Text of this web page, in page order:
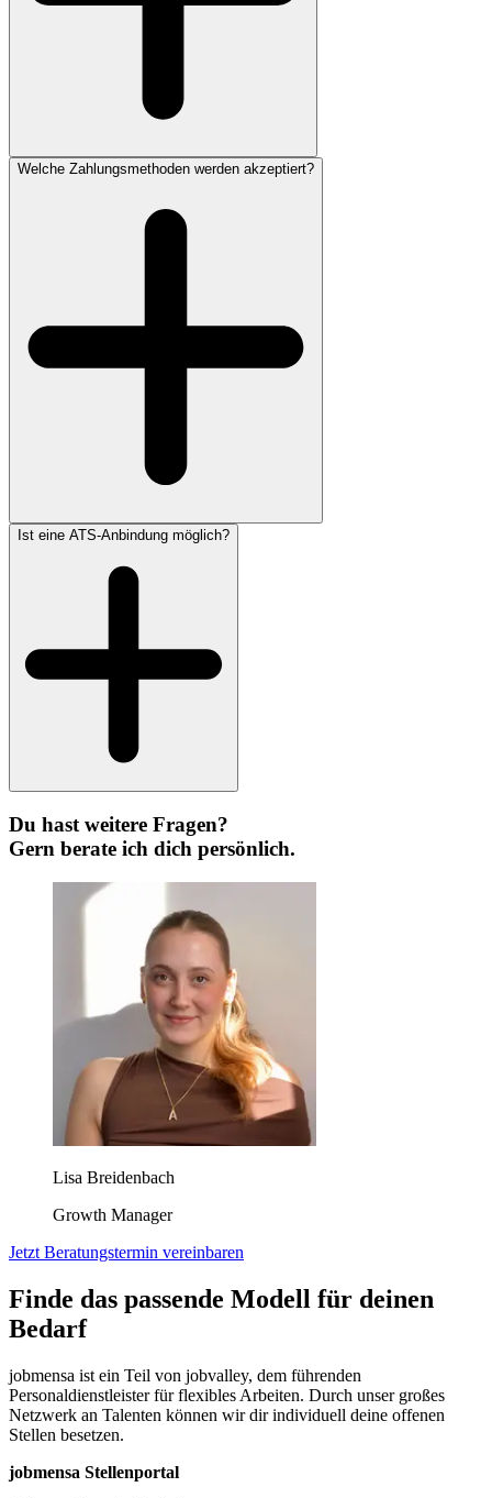
Welche Zahlungsmethoden werden akzeptiert?
Ist eine ATS-Anbindung möglich?
Du hast weitere Fragen?
Gern berate ich dich persönlich.
Lisa Breidenbach
Growth Manager
Jetzt Beratungstermin vereinbaren
Finde das passende Modell für deinen
Bedarf
jobmensa ist ein Teil von jobvalley, dem führenden
Personaldienstleister für flexibles Arbeiten. Durch unser großes
Netzwerk an Talenten können wir dir individuell deine offenen
Stellen besetzen.
jobmensa Stellenportal